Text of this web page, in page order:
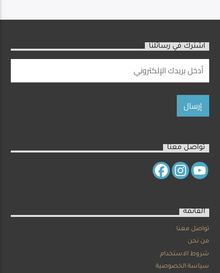
اشترك في رسائلنا
تواصل معنا
القائمة
تواصل معنا
من نحن
شروط الاستخدام
سياسة الخصوصية